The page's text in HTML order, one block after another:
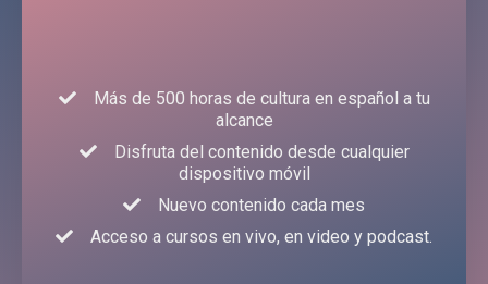
Más de 500 horas de cultura en español a tu
alcance
Disfruta del contenido desde cualquier
dispositivo móvil
Nuevo contenido cada mes
Acceso a cursos en vivo, en video y podcast.